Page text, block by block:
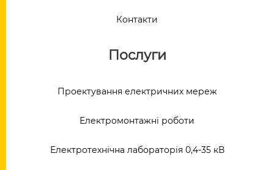
Контакти
Послуги
Проектування електричних мереж
Електромонтажні роботи
Електротехнічна лабораторія 0,4-35 кВ